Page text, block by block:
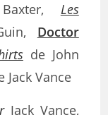
Les
Doctor
de John
Jack Vance
Jack Vance,